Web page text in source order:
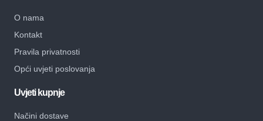
O nama
Kontakt
Pravila privatnosti
Opći uvjeti poslovanja
Uvjeti kupnje
Načini dostave